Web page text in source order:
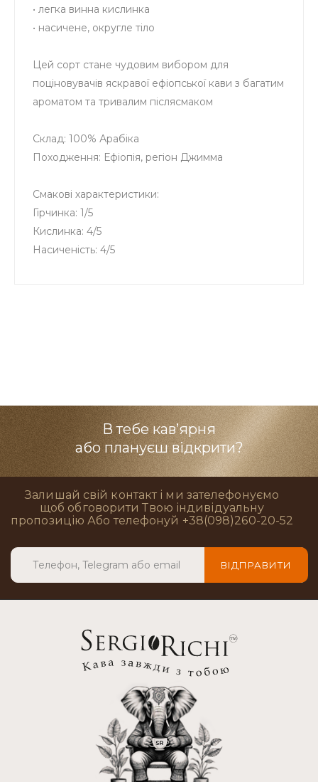
• легка винна кислинка
• насичене, округле тіло
Цей сорт стане чудовим вибором для
поціновувачів яскравої ефіопської кави з багатим
ароматом та тривалим післясмаком
Склад: 100% Арабіка
Походження: Ефіопія, регіон Джимма
Смакові характеристики:
Гірчинка: 1/5
Кислинка: 4/5
Насиченість: 4/5
В тебе кав’ярня
або плануєш відкрити?
Залишай свій контакт і ми зателефонуємо
щоб обговорити Твою індивідуальну
пропозицію Або телефонуй +38(098)260-20-52
ВІДПРАВИТИ